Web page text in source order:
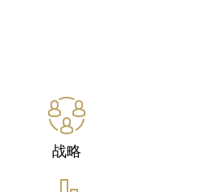
系统运营与 价值链管理